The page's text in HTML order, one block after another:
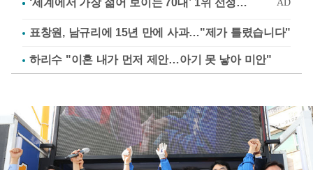
표창원, 남규리에 15년 만에 사과…"제가 틀렸습니다"
하리수 "이혼 내가 먼저 제안…아기 못 낳아 미안"